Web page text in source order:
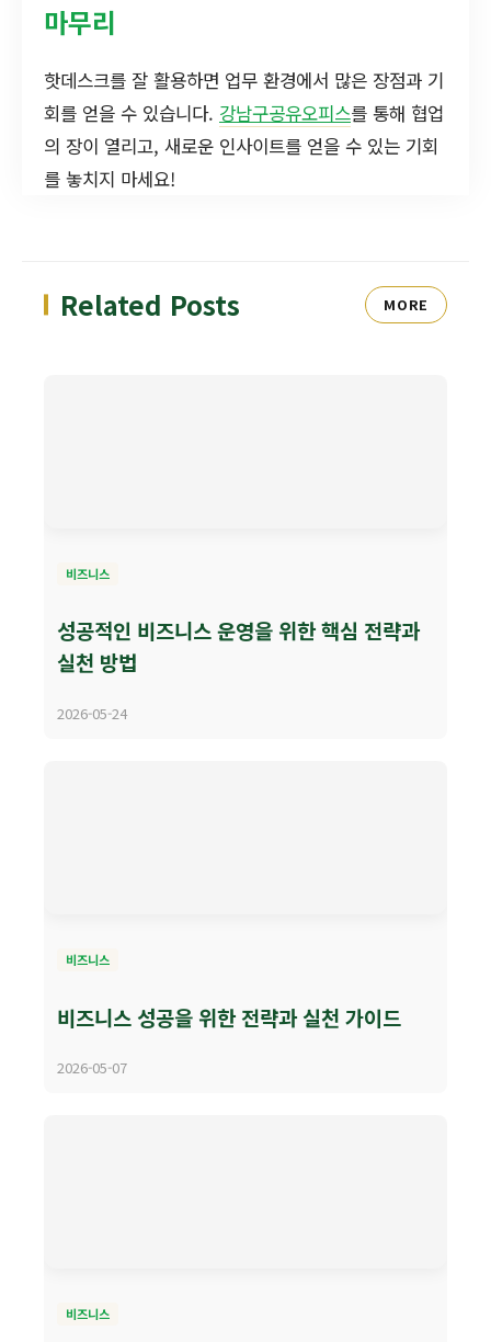
마무리
핫데스크를 잘 활용하면 업무 환경에서 많은 장점과 기
회를 얻을 수 있습니다. 강남구공유오피스를 통해 협업
의 장이 열리고, 새로운 인사이트를 얻을 수 있는 기회
를 놓치지 마세요!
Related Posts MORE
비즈니스
성공적인 비즈니스 운영을 위한 핵심 전략과
실천 방법
2026-05-24
비즈니스
비즈니스 성공을 위한 전략과 실천 가이드
2026-05-07
비즈니스